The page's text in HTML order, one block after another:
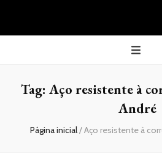
Gsteel
Tag: Aço resistente à
André
Página inicial/Aço resistente à